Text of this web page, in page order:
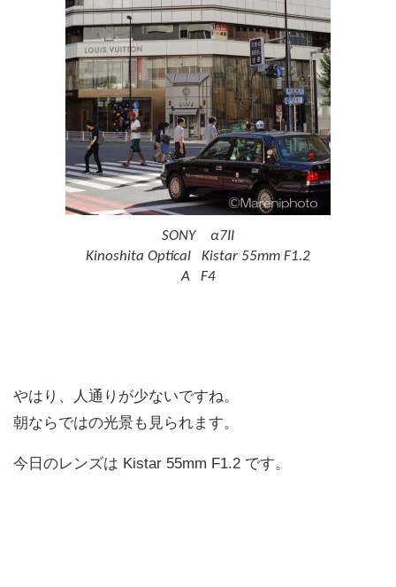
SONY α7II
Kinoshita Optical Kistar 55mm F1.2
A F4
やはり、人通りが少ないですね。
朝ならではの光景も見られます。
今日のレンズは Kistar 55mm F1.2 です。